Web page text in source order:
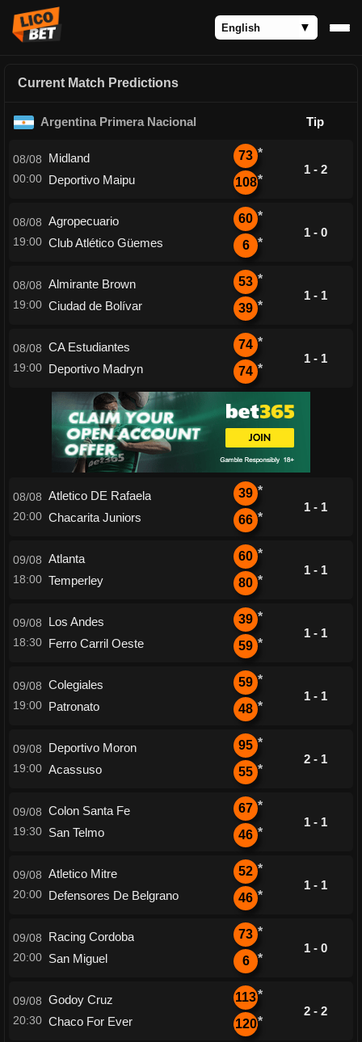
Current Match Predictions
Argentina Primera Nacional Tip
08/08
00:00
Midland
Deportivo Maipu
73 *
108*
1 - 2
08/08
19:00
Agropecuario
Club Atlético Güemes
60 *
6 *
1 - 0
08/08
19:00
Almirante Brown
Ciudad de Bolívar
53 *
39 *
1 - 1
08/08
19:00
CA Estudiantes
Deportivo Madryn
74 *
74 *
1 - 1
08/08
20:00
Atletico DE Rafaela
Chacarita Juniors
39 *
66 *
1 - 1
09/08
18:00
Atlanta
Temperley
60 *
80 *
1 - 1
09/08
18:30
Los Andes
Ferro Carril Oeste
39 *
59 *
1 - 1
09/08
19:00
Colegiales
Patronato
59 *
48 *
1 - 1
09/08
19:00
Deportivo Moron
Acassuso
95 *
55 *
2 - 1
09/08
19:30
Colon Santa Fe
San Telmo
67 *
46 *
1 - 1
09/08
20:00
Atletico Mitre
Defensores De Belgrano
52 *
46 *
1 - 1
09/08
20:00
Racing Cordoba
San Miguel
73 *
6 *
1 - 0
09/08
20:30
Godoy Cruz
Chaco For Ever
113*
120*
2 - 2